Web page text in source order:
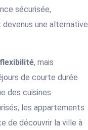
sécurisée,
devenus une alternative
flexibilité, mais
de courte durée
des cuisines
les appartements
de découvrir la ville à